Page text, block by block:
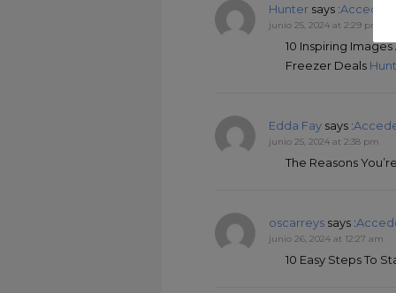
Hunter says :Accede
junio 25, 2024 at 2:29 pm
10 Inspiring
Freezer Deals
Edda Fay says :
junio 25, 2024 at 2:38 pm
The Reasons
oscarreys says :
junio 26, 2024 at 12:27 am
10 Easy Steps To